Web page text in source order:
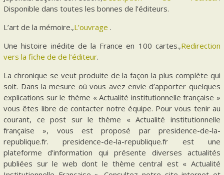
Disponible dans toutes les bonnes de l’éditeurs.
L’art de la mémoire.,L’ouvrage .
Une histoire inédite de la France en 100 cartes.,Redirection
vers la fiche de de l’éditeur.
La chronique se veut produite de la façon la plus complète qui
soit. Dans la mesure où vous avez envie d’apporter quelques
explications sur le thème « Actualité institutionnelle française »
vous êtes libre de contacter notre équipe. Pour vous tenir au
courant, ce post sur le thème « Actualité institutionnelle
française », vous est proposé par presidence-de-la-
republique.fr. presidence-de-la-republique.fr est une
plateforme d’information qui présente diverses actualités
publiées sur le web dont le thème central est « Actualité